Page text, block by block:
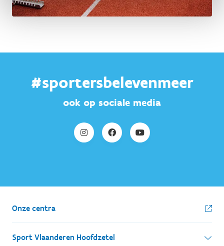
#sportersbelevenmeer
ook op sociale media
Onze centra
Sport Vlaanderen Hoofdzetel